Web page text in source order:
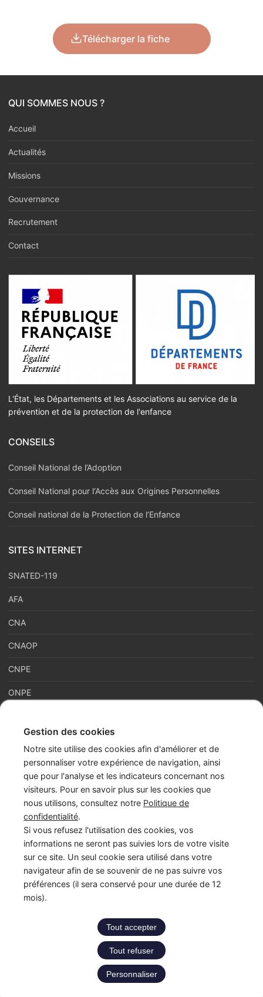
Gestion des cookies
Notre site utilise des cookies afin d'améliorer et de
personnaliser votre expérience de navigation, ainsi
que pour l'analyse et les indicateurs concernant nos
visiteurs. Pour en savoir plus sur les cookies que
nous utilisons, consultez notre Politique de
confidentialité.
Si vous refusez l'utilisation des cookies, vos
informations ne seront pas suivies lors de votre visite
sur ce site. Un seul cookie sera utilisé dans votre
navigateur afin de se souvenir de ne pas suivre vos
préférences (il sera conservé pour une durée de 12
mois).
Tout accepter
Tout refuser
Personnaliser
Télécharger la fiche
QUI SOMMES NOUS ?
Accueil
Actualités
Missions
Gouvernance
Recrutement
Contact
L'État, les Départements et les Associations au service de la
prévention et de la protection de l'enfance
CONSEILS
Conseil National de l’Adoption
Conseil National pour l‘Accès aux Origines Personnelles
Conseil national de la Protection de l’Enfance
SITES INTERNET
SNATED-119
AFA
CNA
CNAOP
CNPE
ONPE
France Enfance Protégée, mis en place le 5 janvier 2023,
regroupe en son sein plusieurs acteurs de la prévention et de la
protection et de la prévention de l’enfance : adoption, enfance
en danger et accès aux origines personnelles. Cette maison
commune assure les missions du Service National d’Accueil
Téléphonique de l’Enfance en Danger – numéro 119 (SNATED-
119), de l’Agence Française de l’Adoption (AFA), de
l’Observatoire National de la Protection de l’Enfance (ONPE).
Également, France Enfance Protégée assure les secrétariats du
Conseil National pour l’Accès aux Origines Personnelles
(CNAOP), du Conseil National de la Protection de l’Enfance
(CNPE) et du Conseil National de l’Adoption (CNA).
Copyright © 2026 France Enfance Protégée